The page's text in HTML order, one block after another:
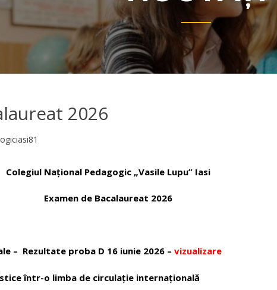
2026
Colegiul Național Pedagogic „Vasile Lupu” Iasi
Examen de Bacalaureat 2026
– Rezultate proba D 16 iunie 2026 – vizualizare
într-o limba de circulație internațională